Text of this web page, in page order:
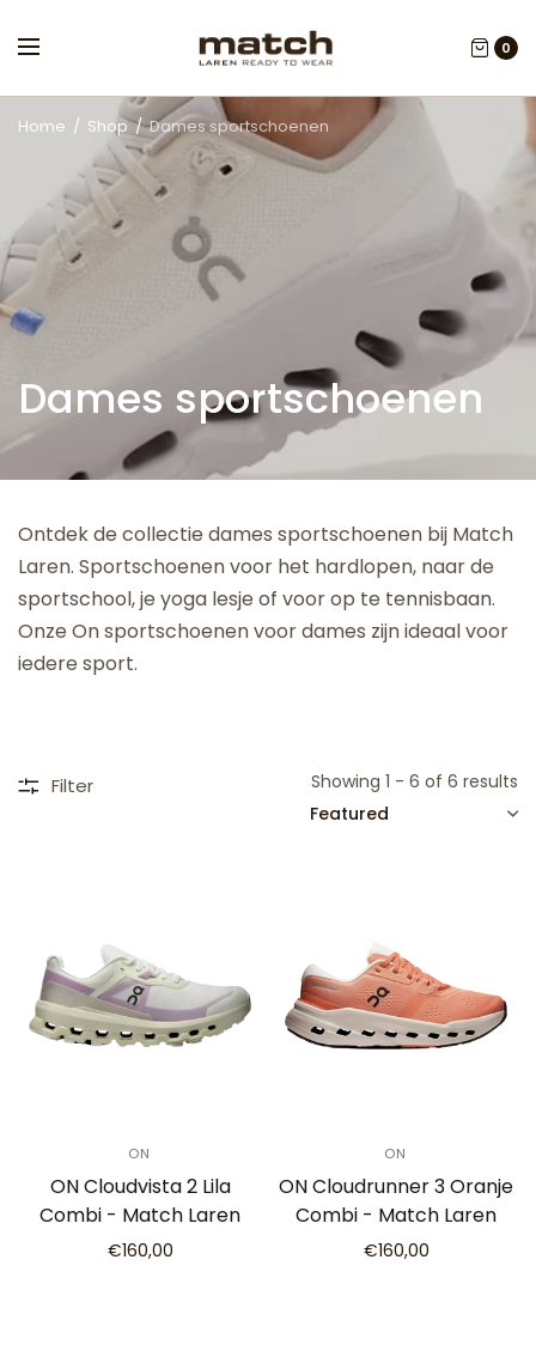
0
Home / Shop /Dames sportschoenen
Dames sportschoenen
Ontdek de collectie dames sportschoenen bij Match
Laren. Sportschoenen voor het hardlopen, naar de
sportschool, je yoga lesje of voor op te tennisbaan.
Onze On sportschoenen voor dames zijn ideaal voor
iedere sport.
Filter Showing 1 - 6 of 6 results
ON
ON Cloudvista 2 Lila
Combi - Match Laren
€160,00
ON
ON Cloudrunner 3 Oranje
Combi - Match Laren
€160,00